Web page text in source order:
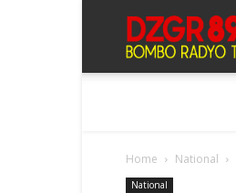
Home National
National